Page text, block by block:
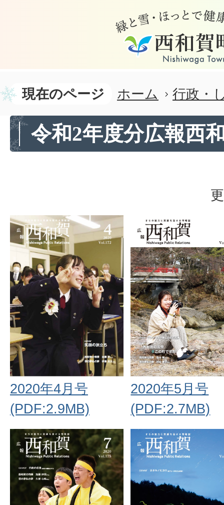
現在のページ ホーム 行政・
令和2年度分広報西
2020年4月号
(PDF:2.9MB)
2020年5月号
(PDF:2.7MB)